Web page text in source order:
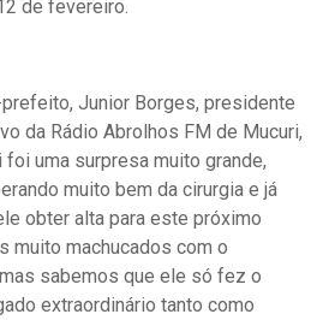
de fevereiro.
Junior Borges, presidente
da Rádio Abrolhos FM de Mucuri,
uma surpresa muito grande,
muito bem da cirurgia e já
obter alta para este próximo
muito machucados com o
sabemos que ele só fez o
extraordinário tanto como